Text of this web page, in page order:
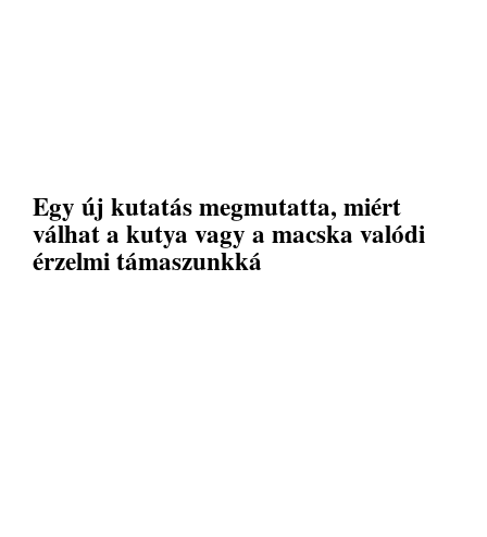
Egy új kutatás megmutatta, miért
válhat a kutya vagy a macska valódi
érzelmi támaszunkká